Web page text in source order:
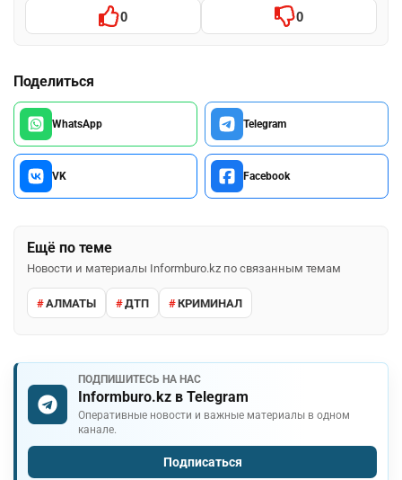
0 0
Поделиться
WhatsApp Telegram
VK Facebook
Ещё по теме
Новости и материалы Informburo.kz по связанным темам
АЛМАТЫ ДТП КРИМИНАЛ
ПОДПИШИТЕСЬ НА НАС
Informburo.kz в Telegram
Оперативные новости и важные материалы в одном
канале.
Подписаться